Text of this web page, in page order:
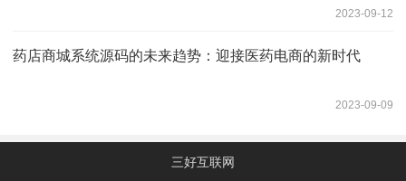
2023-09-12
药店商城系统源码的未来趋势：迎接医药电商的新时代
2023-09-09
三好互联网